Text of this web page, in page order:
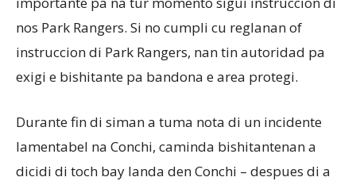
nos Park Rangers. Si no cumpli cu reglanan of
instruccion di Park Rangers, nan tin autoridad pa
exigi e bishitante pa bandona e area protegi.
Durante fin di siman a tuma nota di un incidente
lamentabel na Conchi, caminda bishitantenan a
dicidi di toch bay landa den Conchi – despues di a